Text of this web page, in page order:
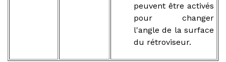
peuvent être activés
pour changer
l'angle de la surface
du rétroviseur.